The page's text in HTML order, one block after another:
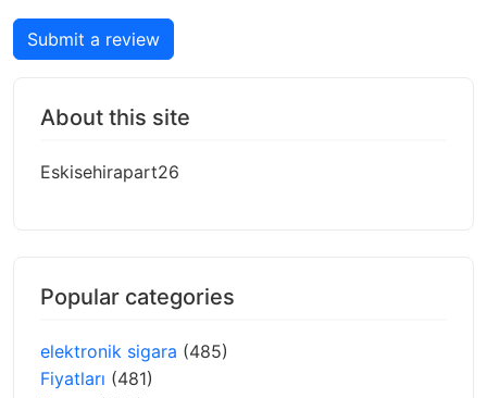
Submit a review
About this site
Eskisehirapart26
Popular categories
elektronik sigara (485)
Fiyatları (481)